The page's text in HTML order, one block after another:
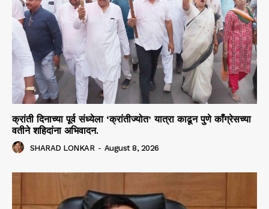
क्रांती दिनाच्या पूर्व संध्येला ‘क्रांतीज्योत’ यात्रा काढून पुणे काँग्रेसच्या
वतीने शहिदांना अभिवादन.
SHARAD LONKAR - August 8, 2026